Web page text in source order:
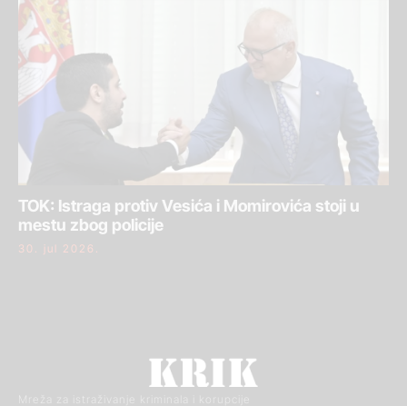
TOK: Istraga protiv Vesića i Momirovića stoji u
mestu zbog policije
30. jul 2026.
Mreža za istraživanje kriminala i korupcije